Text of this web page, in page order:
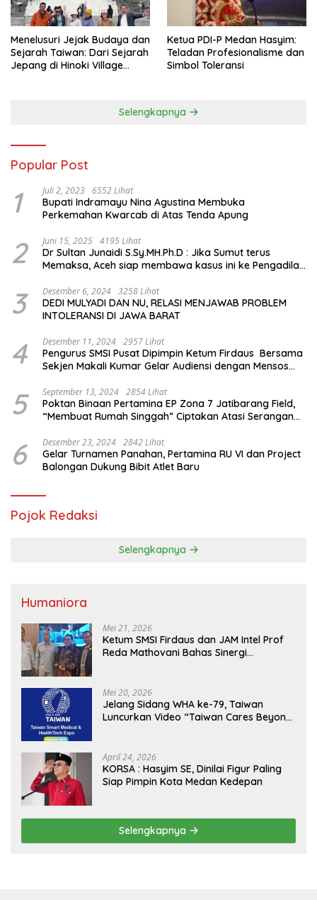
Menelusuri Jejak Budaya dan
Sejarah Taiwan: Dari Sejarah
Jepang di Hinoki Village
Ketua PDI-P Medan Hasyim:
Teladan Profesionalisme dan
Simbol Toleransi
Selengkapnya
Popular Post
1 Juli 2, 2023 6552 Lihat
Bupati Indramayu Nina Agustina Membuka
Perkemahan Kwarcab di Atas Tenda Apung
2 Juni 15, 2025 4195 Lihat
Dr Sultan Junaidi S.Sy.MH.Ph.D : Jika Sumut terus
Memaksa, Aceh siap membawa kasus ini ke Pengadilan
3 Desember 6, 2024 3258 Lihat
DEDI MULYADI DAN NU, RELASI MENJAWAB PROBLEM
INTOLERANSI DI JAWA BARAT
4 Desember 11, 2024 2957 Lihat
Pengurus SMSI Pusat Dipimpin Ketum Firdaus Bersama
Sekjen Makali Kumar Gelar Audiensi dengan Mensos
5 September 13, 2024 2854 Lihat
Poktan Binaan Pertamina EP Zona 7 Jatibarang Field,
“Membuat Rumah Singgah” Ciptakan Atasi Serangan
6 Desember 23, 2024 2842 Lihat
Gelar Turnamen Panahan, Pertamina RU VI dan Project
Balongan Dukung Bibit Atlet Baru
Pojok Redaksi
Selengkapnya
Humaniora
Mei 21, 2026
Ketum SMSI Firdaus dan JAM Intel Prof
Reda Mathovani Bahas Sinergi
MBG, Perkuat Pengawasan Program
Pemerintah
Mei 20, 2026
Jelang Sidang WHA ke-79, Taiwan
Luncurkan Video “Taiwan Cares Beyond
April 24, 2026
KORSA : Hasyim SE, Dinilai Figur Paling
Siap Pimpin Kota Medan Kedepan
Selengkapnya